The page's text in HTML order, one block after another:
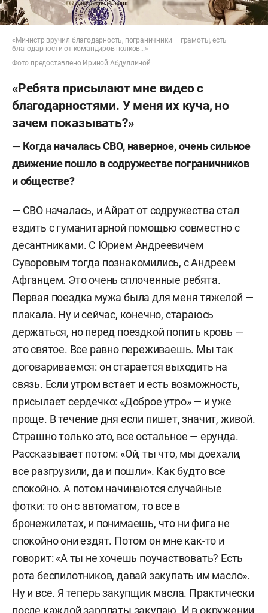
«Министр вручил благодарность, пограничники — грамоты, есть
благодарности от командиров полков…»
Фото предоставлено Ириной Абдуллиной
«Ребята присылают мне видео с
благодарностями. У меня их куча, но
зачем показывать?»
— Когда началась СВО, наверное, очень сильное
движение пошло в содружестве пограничников
и обществе?
— СВО началась, и Айрат от содружества стал
ездить с гуманитарной помощью совместно с
десантниками. С Юрием Андреевичем
Суворовым тогда познакомились, с Андреем
Афганцем. Это очень сплоченные ребята.
Первая поездка мужа была для меня тяжелой —
плакала. Ну и сейчас, конечно, стараюсь
держаться, но перед поездкой попить кровь —
это святое. Все равно переживаешь. Мы так
договариваемся: он старается выходить на
связь. Если утром встает и есть возможность,
присылает сердечко: «Доброе утро» — и уже
проще. В течение дня если пишет, значит, живой.
Страшно только это, все остальное — ерунда.
Рассказывает потом: «Ой, ты что, мы доехали,
все разгрузили, да и пошли». Как будто все
спокойно. А потом начинаются случайные
фотки: то он с автоматом, то все в
бронежилетах, и понимаешь, что ни фига не
спокойно они ездят. Потом он мне как-то и
говорит: «А ты не хочешь поучаствовать? Есть
рота беспилотников, давай закупать им масло».
Ну и все. Я теперь закупщик масла. Практически
после каждой зарплаты закупаю. И в окружении